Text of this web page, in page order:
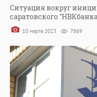
Ситуация вокруг
саратовского
10 марта 2023 7869